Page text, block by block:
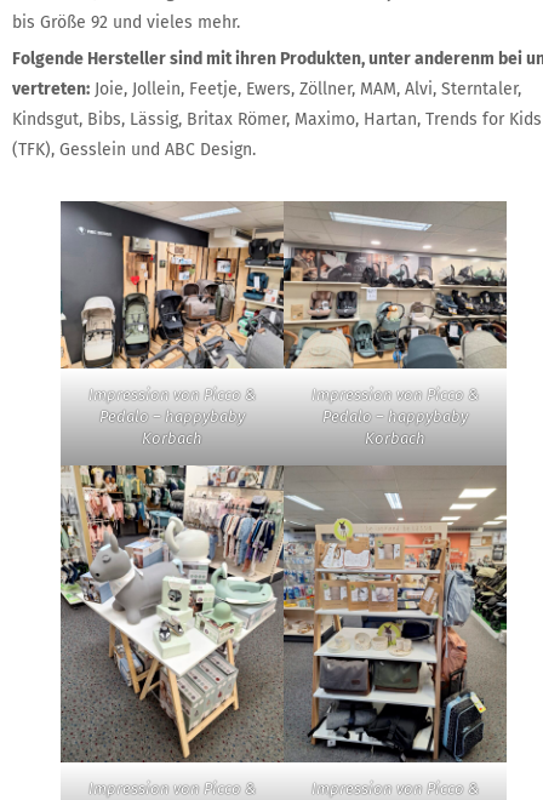
bis Größe 92 und vieles mehr.
Folgende Hersteller sind mit ihren Produkten, unter anderenm bei
vertreten: Joie, Jollein, Feetje, Ewers, Zöllner, MAM, Alvi, Sterntaler,
Kindsgut, Bibs, Lässig, Britax Römer, Maximo, Hartan, Trends for Kids
(TFK), Gesslein und ABC Design.
Impression von Picco &
Pedalo – happybaby
Korbach
Impression von Picco &
Pedalo – happybaby
Korbach
Impression von Picco &
Impression von Picco &